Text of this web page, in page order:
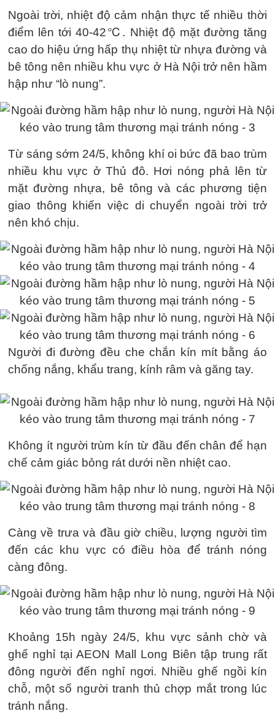
Ngoài trời, nhiệt độ cảm nhận thực tế nhiều thời
điểm lên tới 40-42℃. Nhiệt độ mặt đường tăng
cao do hiệu ứng hấp thụ nhiệt từ nhựa đường và
bê tông nên nhiều khu vực ở Hà Nội trở nên hầm
hập như “lò nung”.
Từ sáng sớm 24/5, không khí oi bức đã bao trùm
nhiều khu vực ở Thủ đô. Hơi nóng phả lên từ
mặt đường nhựa, bê tông và các phương tiện
giao thông khiến việc di chuyển ngoài trời trở
nên khó chịu.
Người đi đường đều che chắn kín mít bằng áo
chống nắng, khẩu trang, kính râm và găng tay.
Không ít người trùm kín từ đầu đến chân để hạn
chế cảm giác bỏng rát dưới nền nhiệt cao.
Càng về trưa và đầu giờ chiều, lượng người tìm
đến các khu vực có điều hòa để tránh nóng
càng đông.
Khoảng 15h ngày 24/5, khu vực sảnh chờ và
ghế nghỉ tại AEON Mall Long Biên tập trung rất
đông người đến nghỉ ngơi. Nhiều ghế ngồi kín
chỗ, một số người tranh thủ chợp mắt trong lúc
tránh nắng.